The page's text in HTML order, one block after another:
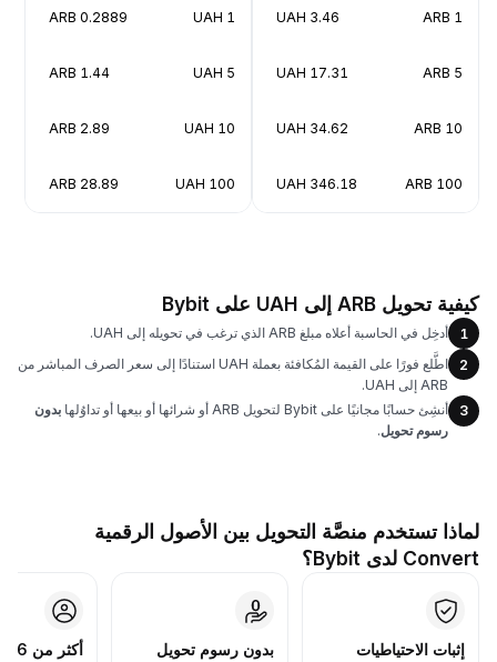
1 ARB
3.46 UAH
5 ARB
17.31 UAH
10 ARB
34.62 UAH
100 ARB
346.18 UAH
1 UAH
0.2889 ARB
5 UAH
1.44 ARB
10 UAH
2.89 ARB
100 UAH
28.89 ARB
كيفية تحويل ARB إلى UAH على Bybit
1
أدخِل في الحاسبة أعلاه مبلغ ARB الذي ترغب في تحويله إلى UAH.
2
اطَّلع فورًا على القيمة المُكافئة بعملة UAH استنادًا إلى سعر الصرف المباشر من
ARB إلى UAH.
3
أنشِئ حسابًا مجانيًا على Bybit لتحويل ARB أو شرائها أو بيعها أو تداوُلها
بدون
رسوم تحويل.
لماذا تستخدم منصَّة التحويل بين الأصول الرقمية
Convert لدى Bybit؟
إثبات الاحتياطيات
بدون رسوم تحويل